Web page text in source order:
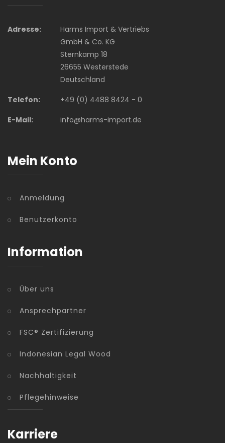
Adresse:
Harms Import & Vertriebs
GmbH & Co. KG
Sternkamp 18
26655 Westerstede
Deutschland
Telefon:
+49 (0) 4488 8424 - 0
E-Mail:
info@harms-import.de
Mein Konto
Anmeldung
Benutzerkonto
Information
Über uns
Ansprechpartner
FSC® Zertifizierung
Indonesian Legal Wood
Nachhaltigkeit
Pflegehinweise
Karriere